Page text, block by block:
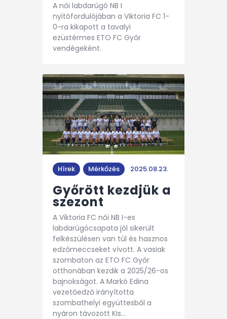
A női labdarúgó NB I
nyitófordulójában a Viktoria FC 1-
0-ra kikapott a tavalyi
ezüstérmes ETO FC Győr
vendégeként.
Hírek Mérkőzés 2025.08.23.
Győrött kezdjük a
szezont
A Viktoria FC női NB I-es
labdarúgócsapata jól sikerült
felkészülésen van túl és hasznos
edzőmeccseket vívott. A vasiak
szombaton az ETO FC Győr
otthonában kezdik a 2025/26-os
bajnokságot. A Markó Edina
vezetőedző irányította
szombathelyi együttesből a
nyáron távozott Kis…